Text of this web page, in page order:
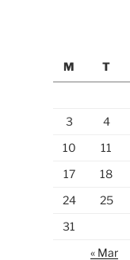
M
T
3
4
10
11
17
18
24
25
31
« Mar